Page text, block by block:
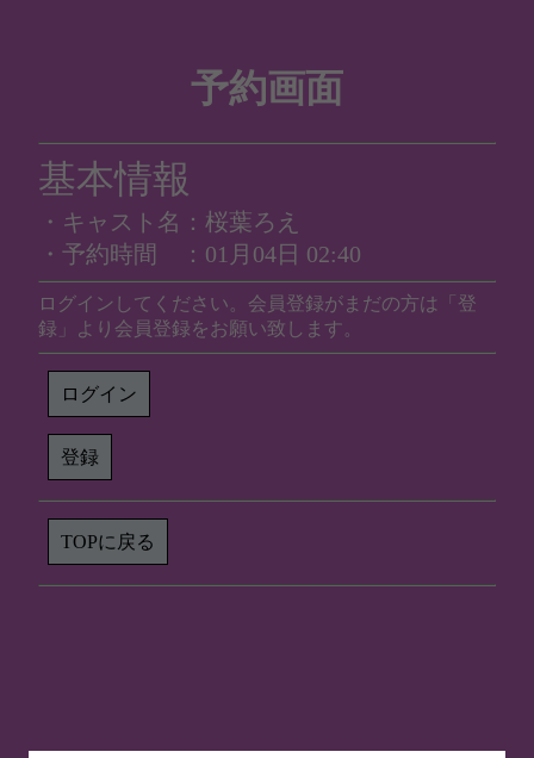
予約画面
基本情報
・キャスト名：桜葉ろえ
・予約時間 ：01月04日 02:40
ログインしてください。会員登録がまだの方は「登
録」より会員登録をお願い致します。
ログイン
登録
TOPに戻る